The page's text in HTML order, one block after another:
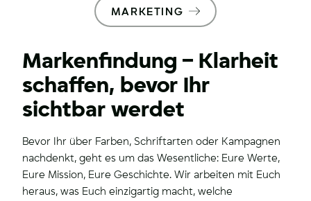
MARKETING
Markenfindung – Klarheit
schaffen, bevor Ihr
sichtbar werdet
Bevor Ihr über Farben, Schriftarten oder Kampagnen
nachdenkt, geht es um das Wesentliche: Eure Werte,
Eure Mission, Eure Geschichte. Wir arbeiten mit Euch
heraus, was Euch einzigartig macht, welche